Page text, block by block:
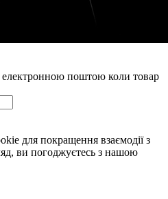
поштою коли товар
для покращення взаємодії з
ви погоджуєтесь з нашою